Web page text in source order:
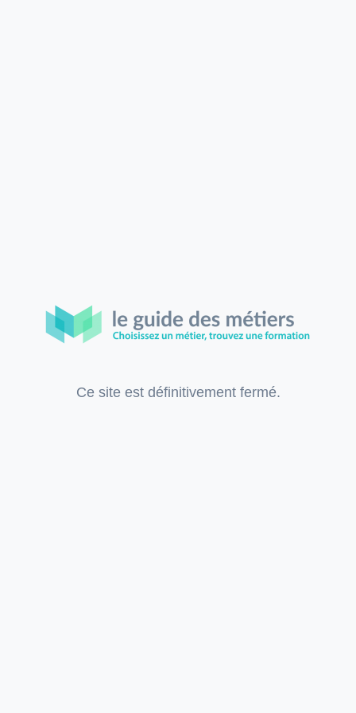
Ce site est définitivement fermé.